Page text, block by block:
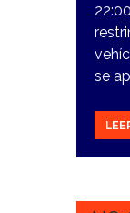
se
10